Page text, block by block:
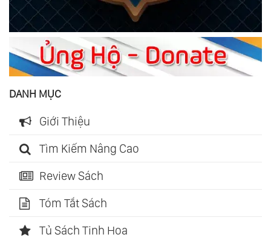
DANH MỤC
Giới Thiệu
Tìm Kiếm Nâng Cao
Review Sách
Tóm Tắt Sách
Tủ Sách Tinh Hoa